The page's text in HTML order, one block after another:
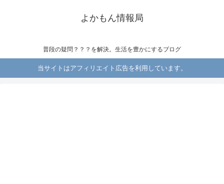
よかもん情報局
普段の疑問？？？を解決。生活を豊かにするブログ
当サイトはアフィリエイト広告を利用しています。